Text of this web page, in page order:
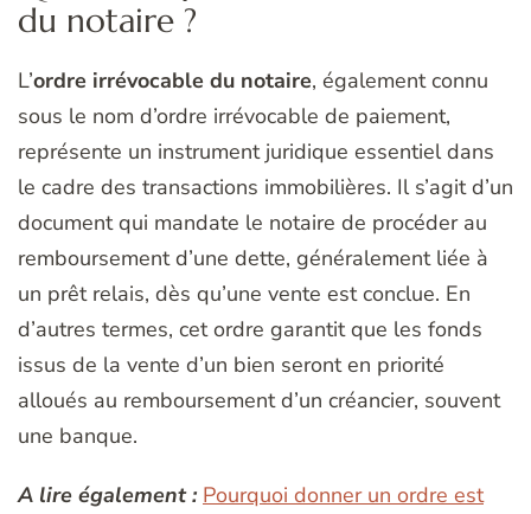
du notaire ?
L’ordre irrévocable du notaire, également connu
sous le nom d’ordre irrévocable de paiement,
représente un instrument juridique essentiel dans
le cadre des transactions immobilières. Il s’agit d’un
document qui mandate le notaire de procéder au
remboursement d’une dette, généralement liée à
un prêt relais, dès qu’une vente est conclue. En
d’autres termes, cet ordre garantit que les fonds
issus de la vente d’un bien seront en priorité
alloués au remboursement d’un créancier, souvent
une banque.
A lire également : Pourquoi donner un ordre est